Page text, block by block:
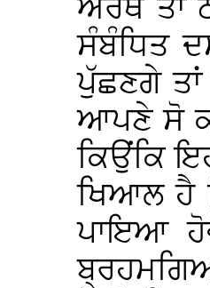
ਅਰਥ ਤਾਂ
ਸੰਬੰਧਿਤ
ਪੁੱਛਣਗੇ
ਆਪਣੇ ਸੋ
ਕਿਉਂਕਿ
ਖਿਆਲ ਹੈ
ਪਾਇਆ